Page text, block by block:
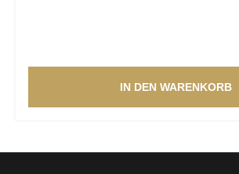
IN DEN WARENKORB